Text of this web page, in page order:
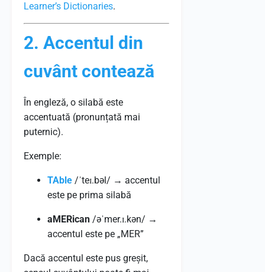
Learner’s Dictionaries.
2. Accentul din
cuvânt contează
În engleză, o silabă este
accentuată (pronunțată mai
puternic).
Exemple:
TAble /ˈteɪ.bəl/ → accentul
este pe prima silabă
aMERican /əˈmer.ɪ.kən/ →
accentul este pe „MER”
Dacă accentul este pus greșit,